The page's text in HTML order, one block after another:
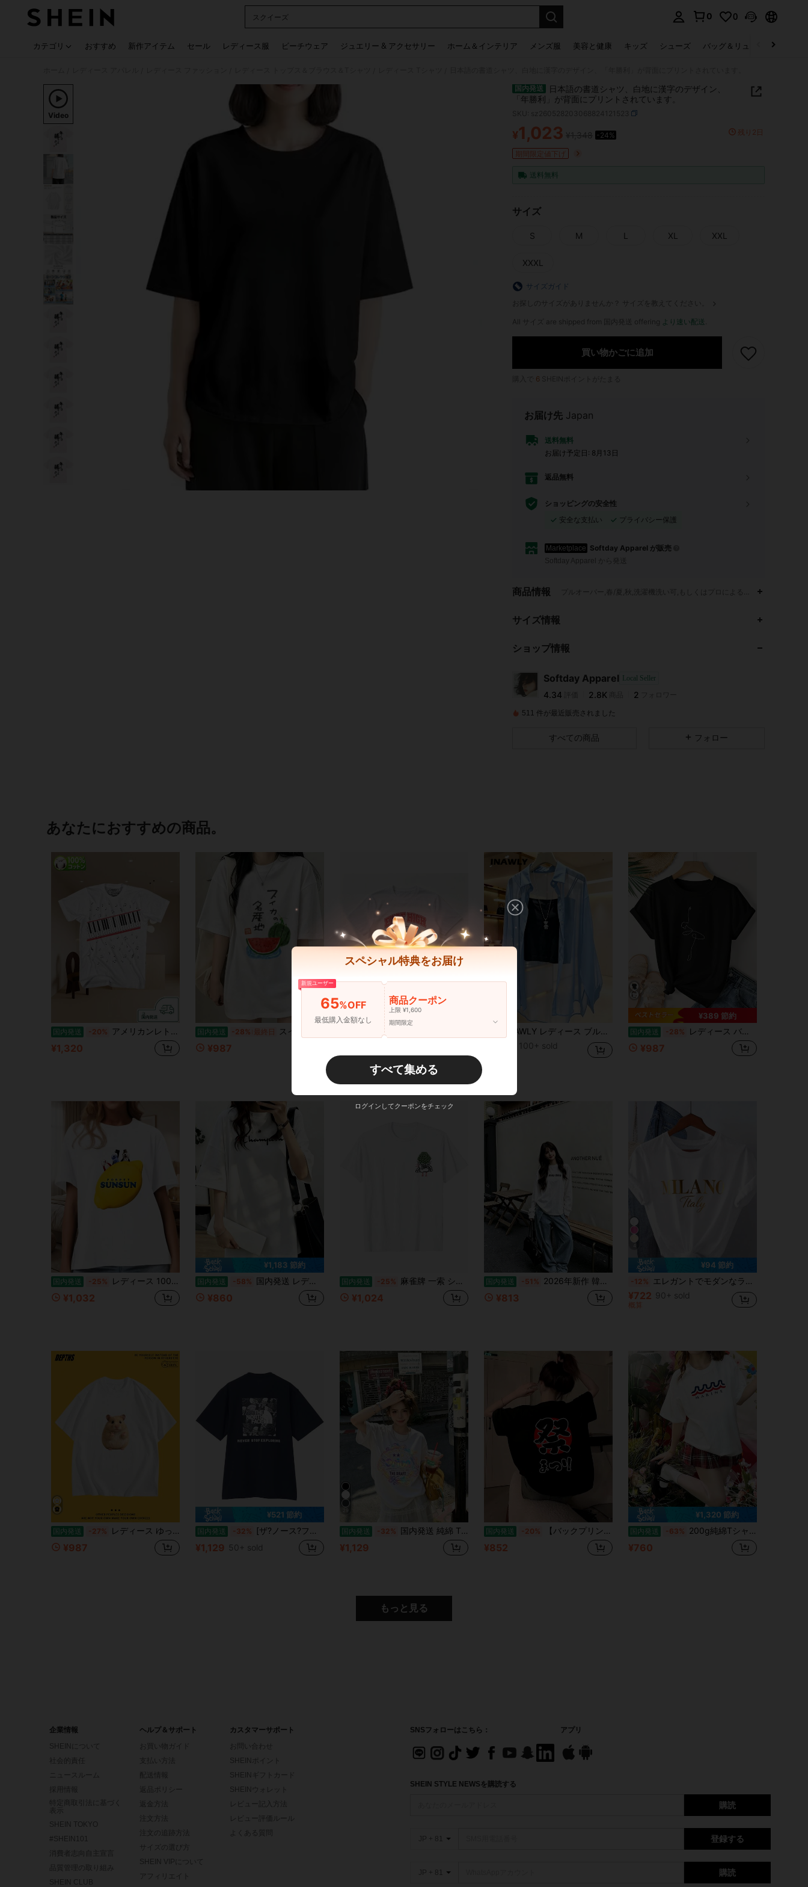
スクイーズ
0 0
カテゴリ おすすめ 新作アイテム セール レディース服 ビーチウェア ジュエリー & アクセサリー ホーム＆インテリア メンズ服 美容と健康 キッズ シューズ バッグ＆リュック
Video
国内発送
日本語の書道シャツ、白地に漢字のデザイン、
「年勝利」が背面にプリントされています。
PRICE AND AVAILABILITY
¥1,023 -24% 残り2日
期間限定値下げ
送料無料
サイズ
S M L XL XXL
XXXL
サイズガイド
お探しのサイズがありませんか？ サイズを教えてください。
All サイズ are shipped from 国内発送 offering より速い配送
買い物かごに追加
6
お届け先 Japan
送料無料
お届け予定日: 8月13日
返品無料
ショッピングの安全性
安全な支払い
プライバシー保護
Marketplace Softday Apparel が販売
Softday Apparel から発送
商品情報 プルオーバー,春/夏,秋,洗濯機洗い可,もしくはプロによるドライクリーニン
サイズ情報
ショップ情報
Softday Apparel Local Seller
が1日前 にフォローしました
511 件が最近販売されました
すべての商品 フォロー
あなたにおすすめの商品。
国内発送 -20% アメリカンレトロスタイルのウエスタン風半袖シャツ - ,マイケル・ジョセフ・ジャクソン
¥1,320
国内発送 -28% 最終日 スイカの特産地 半袖 ゆるキャラ ユニセックス ユニセックスTシャツ
¥987
-20% INAWLY レディース ブルー 襟付き 長袖シャツ
100+ sold
¥389 節約
国内発送 -28% レディース バレエダンサー ラインアート Tシャツ - ソフトピンク ルーズフィット ラウンドネック 半袖トップス バレエポーズプリントインり ミディアムストレッチ 通気性の良い生地 通常のアパレル・ダンス練習する・休暇の服装に最
¥987
国内発送 -25% レディース 100% コットン ゆったり T シャツ レモンキャラクター英字ロゴ カジュアル半袖カットソー
¥1,032
¥1,183 節約
国内発送 -58% 国内発送 レディース春夏新作 ユニークデザイン ファッションプリント ラウンドネック カジュアル万能 ティーンガール風 200g コットン半袖 T シャツ 着心地抜群
¥860
国内発送 -25% 麻雀牌 一索 シャツ 面白い 文字 物語 ヴィンテージ麻雀愛好家 シャツ ホワイト
¥1,024
国内発送 -51% 2026年新作 韓国風カジュアル 万能 レディース 長袖・半袖Tシャツ レディースTシャツ
¥813
¥94 節約
-12% エレガントでモダンなラグジュアリーデザイン、大胆な輝くゴールドの大文字「MILANO」とエレガントな軽めのフォントで書かれた「ITALY」が特徴のミニマリストスタイル女性用Tシャツ
¥722 90+ sold
概算
国内発送 -27% レディース ゆったりフィット カジュアルTシャツ,[商品名]コミックスタイルクリエイティブ柄クルーネックTシャツ | カジュアルな夏用半袖,生地,レギュラーフィット,週末のカジュアルなお出かけに最适,200G 半袖トップス,2026 Y2KTシャツ,個性的ななレトロシャツ,ミニマルベースシャツ,一年中着用可能なデイリーシャツ,通気性のある素材で洗濯機対応,レギュラーラウンドネック,柔らかいらかな筋肉のタッチりのTシャツ,女性への贈呈り物に最适
¥987
¥521 節約
国内発送 -32% [ザ?ノース?フェイス] 半袖Tシャツ 半袖 吸汗速乾 抗菌防臭 メンズ レディース(1)
¥1,129 50+ sold
国内発送 -32% 国内発送 純綿 T シャツ 2026 夏新作 プリント柄 レディース丸首半袖 カジュアルコーデ カップル着用可
¥1,129
国内発送 -20% 【バックプリント・背中側】祭 まつり（筆文字）日の丸 お祭り 衣装 体育祭 文化祭 イベント 面白い デザイン Tシャツ
¥852
¥1,320 節約
国内発送 -63% 200g純綿Tシャツ2026年夏レディース新作半袖純綿ホリデー柄半袖丸首カップル着用小シャツトップス
¥760
もっと見る
企業情報
SHEINについて
ニュースルーム
SHEIN TOKYO
#SHEIN101
消費者志向自主宣言
品質管理の取り組み
SHEIN CLUB
ヘルプ＆サポート
お買い物ガイド
支払い方法
返品ポリシー
サイズの選び方
SHEIN VIPについて
アフィリエイト
カスタマーサポート
お問い合わせ
SHEINポイント
SHEINギフトカード
SHEINウォレット
レビュー記入方法
レビュー評価ルール
よくある質問
SNSフォローはこちら： アプリ
SHEIN STYLE NEWSを購読する
購読
JP + 81 登録する
JP + 81 購読
スペシャル特典をお届け
新規ユーザー
65%OFF
最低購入金額なし
商品クーポン
上限 ¥1,600
期間限定
すべて集める
ログインしてクーポンをチェック